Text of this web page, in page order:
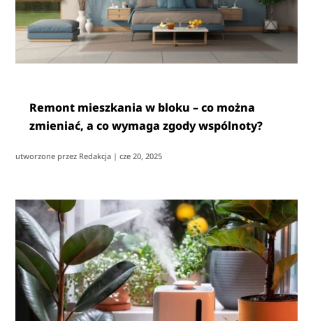
Remont mieszkania w bloku – co można
zmieniać, a co wymaga zgody wspólnoty?
utworzone przez Redakcja |cze 20, 2025